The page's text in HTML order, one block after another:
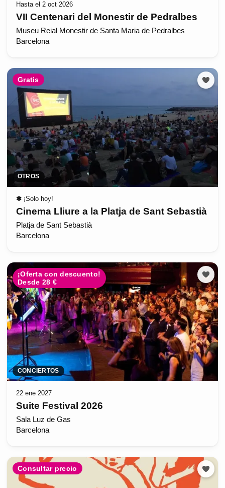
Hasta el 2 oct 2026
VII Centenari del Monestir de Pedralbes
Museu Reial Monestir de Santa Maria de Pedralbes
Barcelona
Gratis
OTROS
✱ ¡Solo hoy!
Cinema Lliure a la Platja de Sant Sebastià
Platja de Sant Sebastià
Barcelona
¡Oferta con descuento!
Desde 28 €
CONCIERTOS
22 ene 2027
Suite Festival 2026
Sala Luz de Gas
Barcelona
Consultar precio